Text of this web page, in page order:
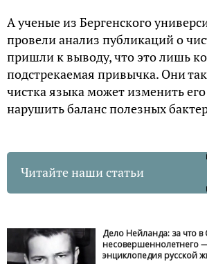
А ученые из Бергенского
провели анализ публикаций о
пришли к выводу, что это лишь
подстрекаемая привычка. Они
чистка языка может изменить
нарушить баланс полезных
Читайте наши статьи
Дело Нейланда: за что в
несовершеннолетнего
энциклопедия русской